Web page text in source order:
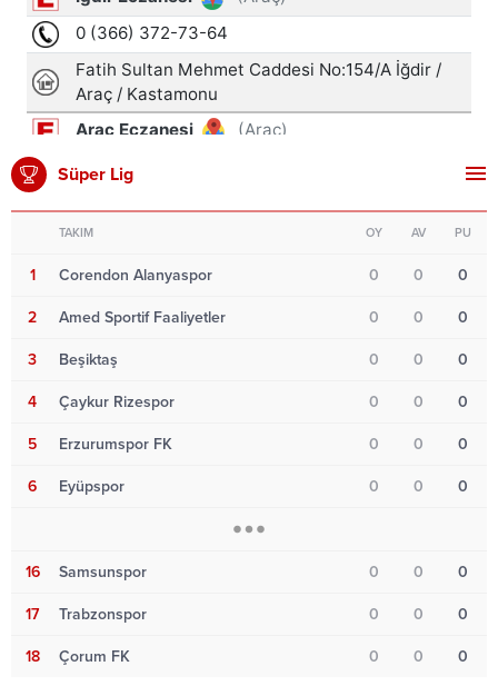
Süper Lig
TAKIM OY AV PU
1 Corendon Alanyaspor 0 0 0
2 Amed Sportif Faaliyetler 0 0 0
3 Beşiktaş 0 0 0
4 Çaykur Rizespor 0 0 0
5 Erzurumspor FK 0 0 0
6 Eyüpspor 0 0 0
16 Samsunspor 0 0 0
17 Trabzonspor 0 0 0
18 Çorum FK 0 0 0